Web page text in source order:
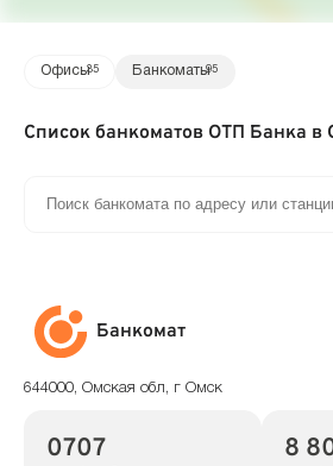
Офисы35 Банкоматы95
Список банкоматов ОТП Банка в
Банкомат
644000, Омская обл, г Омск
0707 8